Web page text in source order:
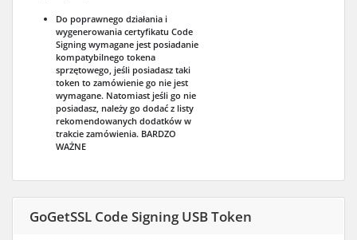
Do poprawnego działania i
wygenerowania certyfikatu Code
Signing wymagane jest posiadanie
kompatybilnego tokena
sprzętowego, jeśli posiadasz taki
token to zamówienie go nie jest
wymagane. Natomiast jeśli go nie
posiadasz, należy go dodać z listy
rekomendowanych dodatków w
trakcie zamówienia. BARDZO
WAŻNE
GoGetSSL Code Signing USB Token